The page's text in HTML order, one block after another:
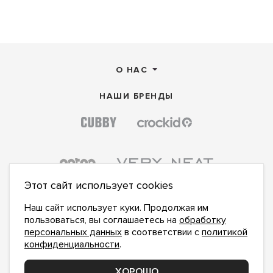
О НАС
НАШИ БРЕНДЫ
ПОДПИСАТЬСЯ НА НОВОСТИ:
Этот сайт использует cookies
Наш сайт использует куки. Продолжая им
пользоваться, вы соглашаетесь на обработку
персональных данных в соответствии с политикой
конфиденциальности.